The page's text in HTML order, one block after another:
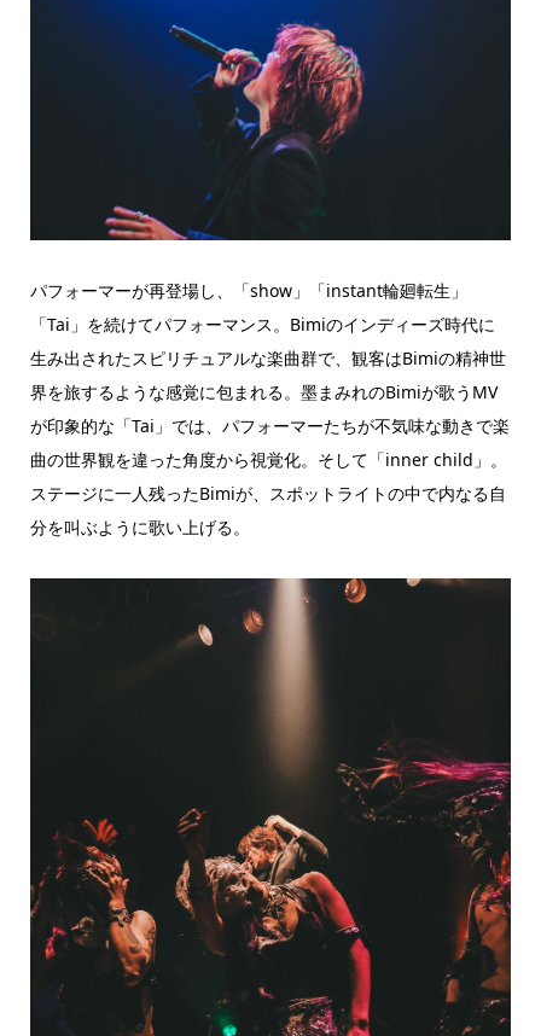
パフォーマーが再登場し、「show」「instant輪廻転生」
「Tai」を続けてパフォーマンス。Bimiのインディーズ時代に
生み出されたスピリチュアルな楽曲群で、観客はBimiの精神世
界を旅するような感覚に包まれる。墨まみれのBimiが歌うMV
が印象的な「Tai」では、パフォーマーたちが不気味な動きで楽
曲の世界観を違った角度から視覚化。そして「inner child」。
ステージに一人残ったBimiが、スポットライトの中で内なる自
分を叫ぶように歌い上げる。